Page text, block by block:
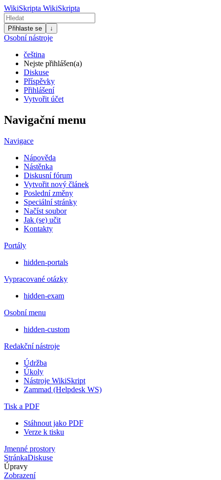
WikiSkripta WikiSkripta
Přihlaste se ↓
Osobní nástroje
čeština
Nejste přihlášen(a)
Diskuse
Příspěvky
Přihlášení
Vytvořit účet
Navigační menu
Navigace
Nápověda
Nástěnka
Diskusní fórum
Vytvořit nový článek
Poslední změny
Speciální stránky
Načíst soubor
Jak (se) učit
Kontakty
Portály
hidden-portals
Vypracované otázky
hidden-exam
Osobní menu
hidden-custom
Redakční nástroje
Údržba
Úkoly
Nástroje WikiSkript
Zammad (Helpdesk WS)
Tisk a PDF
Stáhnout jako PDF
Verze k tisku
Jmenné prostory
StránkaDiskuse
Úpravy
Zobrazení